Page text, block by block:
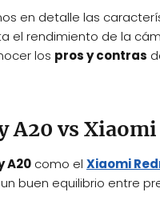
en detalle las
el rendimiento de la
los pros y contras
A20 vs
A20 como el Xiaomi
buen equilibrio entre